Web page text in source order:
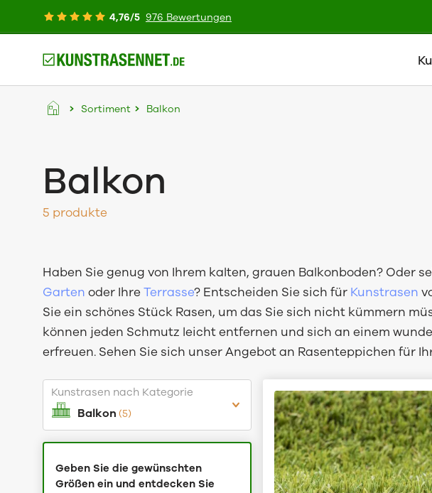
4,76/5 976 Bewertungen
Sortiment Balkon
Balkon
5 produkte
Haben Sie genug von Ihrem kalten, grauen Balkonboden? Oder
Garten oder IhreTerrasse? Entscheiden Sie sich für Kunstrasen
Sie ein schönes Stück Rasen, um das Sie sich nicht kümmern
können jeden Schmutz leicht entfernen und sich an einem
erfreuen. Sehen Sie sich unser Angebot an Rasenteppichen für
Balkon (5)
Geben Sie die gewünschten
Größen ein und entdecken Sie